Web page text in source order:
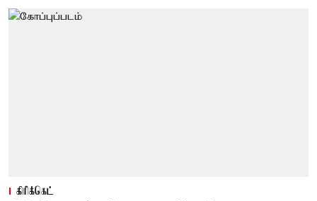
கிரிக்கெட்